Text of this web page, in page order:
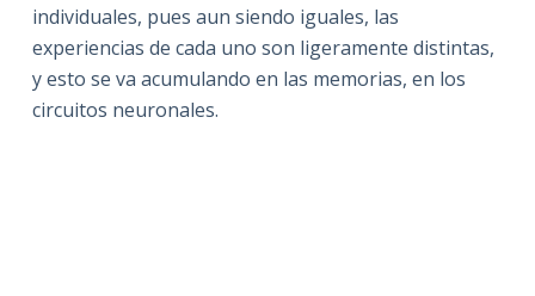
individuales, pues aun siendo iguales, las
experiencias de cada uno son ligeramente distintas,
y esto se va acumulando en las memorias, en los
circuitos neuronales.